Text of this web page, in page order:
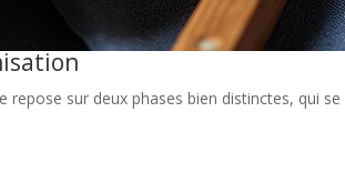
sur deux phases bien distinctes, qui se